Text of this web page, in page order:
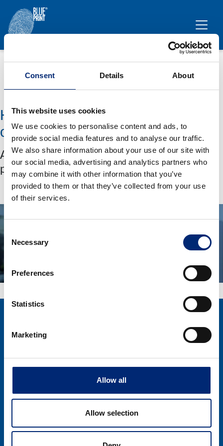
Consent Details About
This website uses cookies
We use cookies to personalise content and ads, to
provide social media features and to analyse our traffic.
We also share information about your use of our site with
our social media, advertising and analytics partners who
may combine it with other information that you’ve
provided to them or that they’ve collected from your use
of their services.
Selection
Necessary
Preferences
Statistics
Marketing
Allow all
Allow selection
Bülten
Haber bültenimize abone
olduğunuz için teşekkür ederiz.
Aboneliğinizi onaylamanızı isteyen bir e-
posta alacaksınız.
Hakkımızda
Tedarikçi Öz Bildirimi